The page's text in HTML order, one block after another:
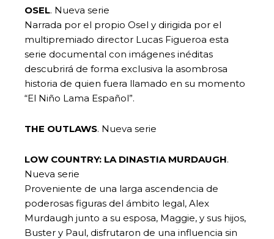
OSEL. Nueva serie
Narrada por el propio Osel y dirigida por el
multipremiado director Lucas Figueroa esta
serie documental con imágenes inéditas
descubrirá de forma exclusiva la asombrosa
historia de quien fuera llamado en su momento
“El Niño Lama Español”.
THE OUTLAWS. Nueva serie
LOW COUNTRY: LA DINASTIA MURDAUGH.
Nueva serie
Proveniente de una larga ascendencia de
poderosas figuras del ámbito legal, Alex
Murdaugh junto a su esposa, Maggie, y sus hijos,
Buster y Paul, disfrutaron de una influencia sin